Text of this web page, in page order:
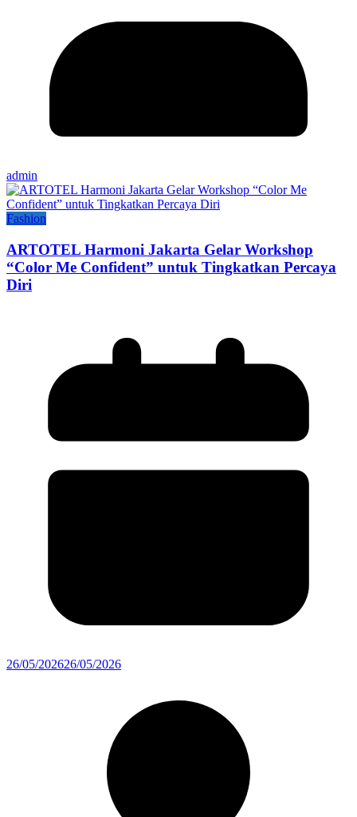
admin
Fashion
ARTOTEL Harmoni Jakarta Gelar Workshop
“Color Me Confident” untuk Tingkatkan Percaya
Diri
26/05/202626/05/2026